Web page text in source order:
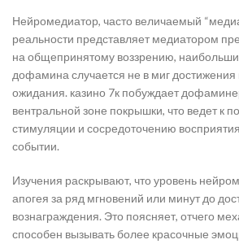
Нейромедиатор, часто величаемый
реальности представляет медиатором
на общепринятому воззрению,
дофамина случается не в миг достижения
ожидания. казино 7к побуждает
вентральной зоне покрышки, что ведет к
стимуляции и сосредоточению
событии.
Изучения раскрывают, что уровень
апогея за ряд мгновений или минут до
вознаграждения. Это поясняет, отчего
способен вызывать более красочные